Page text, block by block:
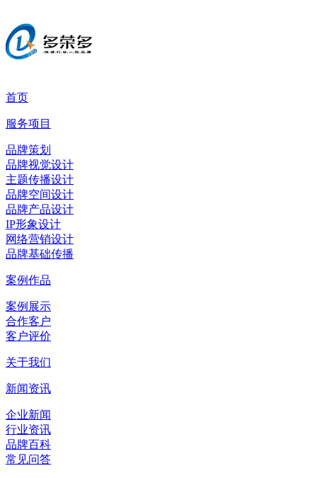
首页
服务项目
品牌策划
品牌视觉设计
主题传播设计
品牌空间设计
品牌产品设计
IP形象设计
网络营销设计
品牌基础传播
案例作品
案例展示
合作客户
客户评价
关于我们
新闻资讯
企业新闻
行业资讯
品牌百科
常见问答